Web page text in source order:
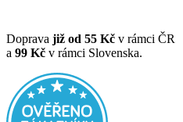
Doprava již od 55 Kč v rámci ČR
a 99 Kč v rámci Slovenska.